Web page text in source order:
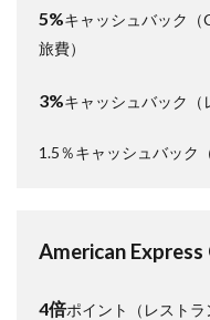
5%キャッシュバック
旅費）
3%キャッシュバック（
1.5％キャッシュバック
American Express
4倍ポイント（レストラ